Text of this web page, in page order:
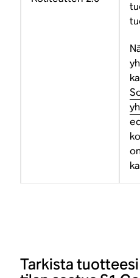
Tarkista